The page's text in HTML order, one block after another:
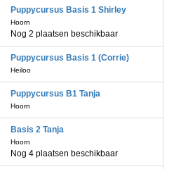
Puppycursus Basis 1 Shirley
Hoorn
Nog 2 plaatsen beschikbaar
Puppycursus Basis 1 (Corrie)
Heiloo
Puppycursus B1 Tanja
Hoorn
Basis 2 Tanja
Hoorn
Nog 4 plaatsen beschikbaar